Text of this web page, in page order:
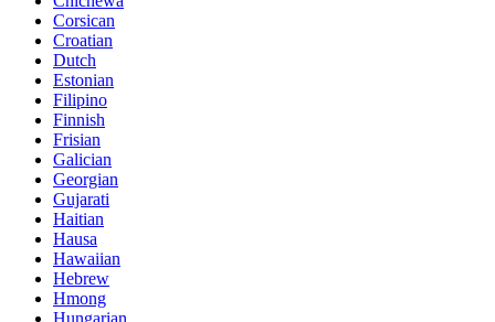
Corsican
Croatian
Dutch
Estonian
Filipino
Finnish
Frisian
Galician
Georgian
Gujarati
Haitian
Hausa
Hawaiian
Hebrew
Hmong
Hungarian